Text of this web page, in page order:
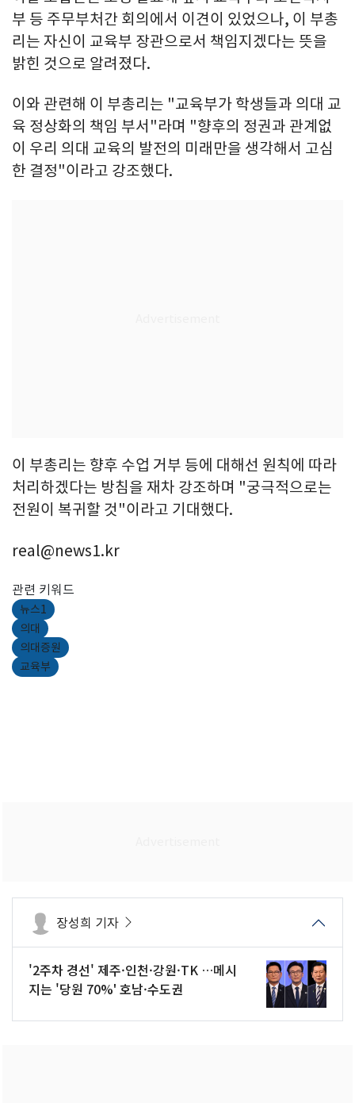
부 등 주무부처간 회의에서 이견이 있었으나, 이 부총
리는 자신이 교육부 장관으로서 책임지겠다는 뜻을
밝힌 것으로 알려졌다.
이와 관련해 이 부총리는 "교육부가 학생들과 의대 교
육 정상화의 책임 부서"라며 "향후의 정권과 관계없
이 우리 의대 교육의 발전의 미래만을 생각해서 고심
한 결정"이라고 강조했다.
이 부총리는 향후 수업 거부 등에 대해선 원칙에 따라
처리하겠다는 방침을 재차 강조하며 "궁극적으로는
전원이 복귀할 것"이라고 기대했다.
real@news1.kr
관련 키워드
뉴스1
의대
의대증원
교육부
장성희 기자
'2주차 경선' 제주·인천·강원·TK …메시
지는 '당원 70%' 호남·수도권